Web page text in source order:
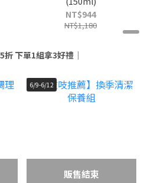
NT$944
NT$1,180
折 下單1組拿3好禮｜
6/9-6/12
販售結束